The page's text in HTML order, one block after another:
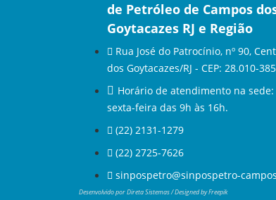
de Petróleo de Campos
Goytacazes RJ e Região
Rua José do Patrocínio, nº 90,
dos Goytacazes/RJ - CEP: 28.010-385
Horário de atendimento na
sexta-feira das 9h às 16h.
(22) 2131-1279
(22) 2725-7626
sinpospetro@sinpospetro-
Desenvolvido porDireta Sistemas/Designed by Freepik